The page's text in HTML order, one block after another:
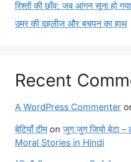
रिश्तों की छाँव: जब आंगन सूना हो गया
उम्र की दहलीज और बचपन का हाथ
Recent
A WordPress Commenter
बेटियाँ टीमonजुग जुग जियो बेटा –
Moral Stories in Hindi